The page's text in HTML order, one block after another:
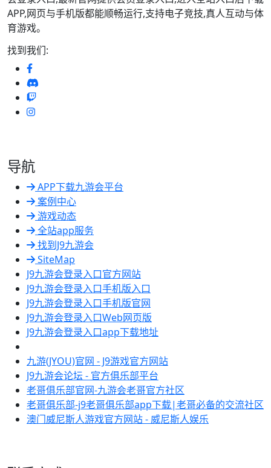
APP,网页与手机版都能顺畅运行,支持电子竞技,真人互动与体
育游戏。
找到我们:
导航
APP下载九游会平台
案例中心
游戏动态
全站app服务
找到J9九游会
SiteMap
J9九游会登录入口官方网站
J9九游会登录入口手机版入口
J9九游会登录入口手机版官网
J9九游会登录入口Web网页版
J9九游会登录入口app下载地址
九游(JYOU)官网 - J9游戏官方网站
J9九游会论坛 - 官方俱乐部平台
老哥俱乐部官网-九游会老哥官方社区
老哥俱乐部-j9老哥俱乐部app下载|老哥必备的交流社区
澳门威尼斯人游戏官方网站 - 威尼斯人娱乐